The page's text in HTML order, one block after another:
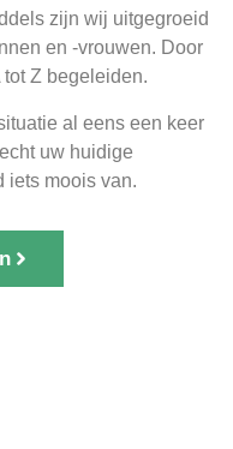
zijn wij uitgegroeid
en -vrouwen. Door
Z begeleiden.
al eens een keer
uw huidige
iets moois van.